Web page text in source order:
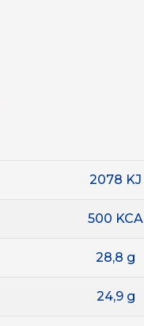
2078 KJ
500 KCA
28,8 g
24,9 g